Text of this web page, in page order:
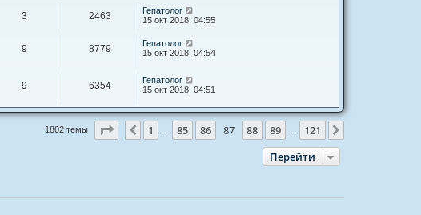
3 2463
Гепатолог
15 окт 2018, 04:55
9 8779
Гепатолог
15 окт 2018, 04:54
9 6354
Гепатолог
15 окт 2018, 04:51
1802 темы Страница 87из 121
Пред.
1 85 86 87 88 89 121
Перейти